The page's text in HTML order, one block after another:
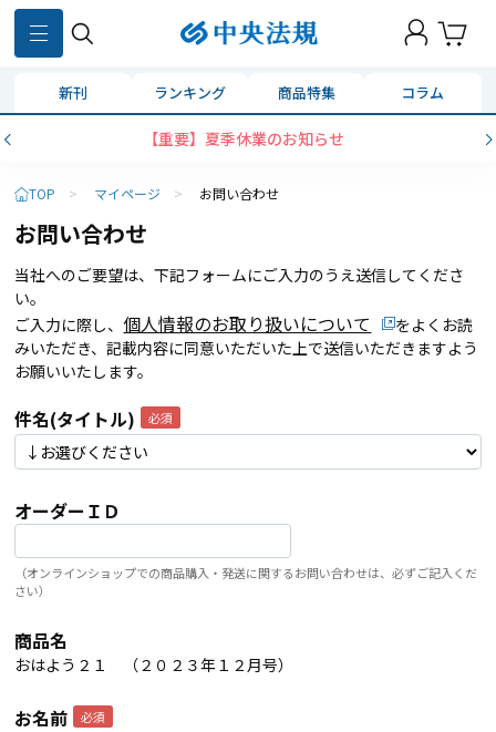
新刊 ランキング 商品特集 コラム
【重要】夏季休業のお知らせ
TOP > マイページ > お問い合わせ
お問い合わせ
当社へのご要望は、下記フォームにご入力のうえ送信してくださ
い。
ご入力に際し、 個人情報のお取り扱いについて
をよくお読
みいただき、記載内容に同意いただいた上で送信いただきますよう
お願いいたします。
件名(タイトル)
オーダーＩＤ
（オンラインショップでの商品購入・発送に関するお問い合わせは、必ずご記入くだ
さい）
商品名
おはよう２１ （２０２３年１２月号）
お名前